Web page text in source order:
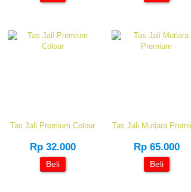
Tas Jali Premium Colour
Rp 32.000
Beli
Tas Jali Mutiara
Rp 65.000
Beli